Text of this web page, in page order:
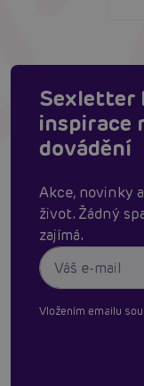
Sexletter
inspirace
dovádění
Akce, novinky
život. Žádný
zajímá.
Vložením emailu